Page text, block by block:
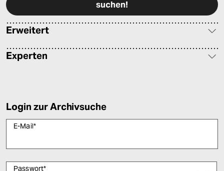
Erweitert
Experten
Login zur Archivsuche
E-Mail*
Passwort*